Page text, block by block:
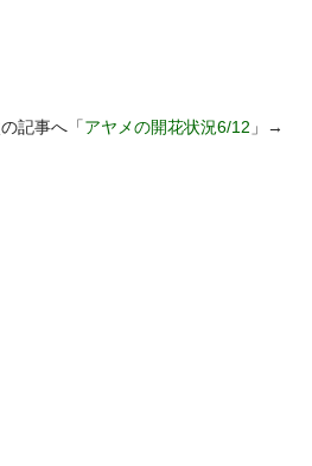
記事へ「アヤメの開花状況6/12 」→